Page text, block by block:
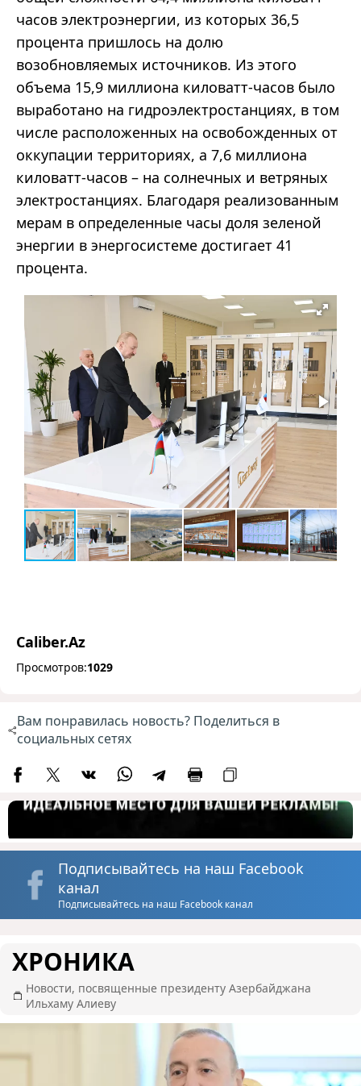
часов электроэнергии, из которых 36,5
процента пришлось на долю
возобновляемых источников. Из этого
объема 15,9 миллиона киловатт-часов было
выработано на гидроэлектростанциях, в том
числе расположенных на освобожденных от
оккупации территориях, а 7,6 миллиона
киловатт-часов – на солнечных и ветряных
электростанциях. Благодаря реализованным
мерам в определенные часы доля зеленой
энергии в энергосистеме достигает 41
процента.
Caliber.Az
Просмотров:1029
Вам понравилась новость? Поделиться в
социальных сетях
Подписывайтесь на наш Facebook
канал
Подписывайтесь на наш Facebook канал
ХРОНИКА
Новости, посвященные президенту Азербайджана
Ильхаму Алиеву